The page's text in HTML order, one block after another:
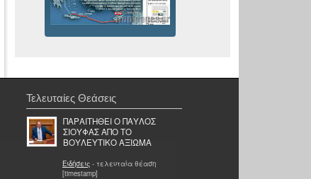
Τελευταίες Θεάσεις
ΠΑΡΑΙΤΗΘΕΙ Ο ΠΑΥΛΟΣ
ΣΙΟΥΦΑΣ ΑΠΟ ΤΟ
ΒΟΥΛΕΥΤΙΚΟ ΑΞΙΩΜΑ
Ειδήσεις - τελευταία θέαση
[timestamp]